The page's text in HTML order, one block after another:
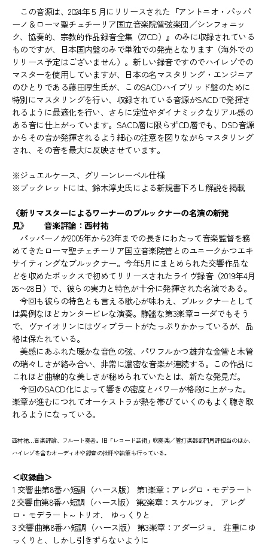
この音源は、2024年５月にリリースされた『アントニオ・パッパ
ーノ＆ローマ聖チェチーリア国立音楽院管弦楽団／シンフォニッ
ク、協奏的、宗教的作品録音全集（27CD）』のみに収録されている
ものですが、日本国内盤のみで単独での発売となります（海外での
リリース予定はございません）。新しい録音ですのでハイレゾでの
マスターを使用していますが、日本の名マスタリング・エンジニア
のひとりである藤田厚生氏が、このSACDハイブリッド盤のために
特別にマスタリングを行い、収録されている音源がSACDで発揮さ
れるように最適化を行い、さらに定位やダイナミックなリアル感の
ある音に仕上がっています。SACD層に限らずCD層でも、DSD音源
からその音が発揮されるよう細心の注意を図りながらマスタリング
され、その音を最大に反映させています。
※ジュエルケース、グリーンレーベル仕様
※ブックレットには、鈴木淳史氏による新規書下ろし解説を掲載
《新リマスターによるワーナーのブルックナーの名演の新発
見》 音楽評論：西村祐
パッパーノが2005年から23年までの長きにわたって音楽監督を務
めてきたローマ聖チェチーリア国立音楽院管とのユニークかつエキ
サイティングなブルックナー。今年5月にまとめられた交響作品な
どを収めたボックスで初めてリリースされたライヴ録音（2019年4月
26〜28日）で、彼らの実力と特色が十分に発揮された名演である。
今回も彼らの特色とも言える歌心が味わえ、ブルックナーとして
は異例なほどカンタービレな演奏。静謐な第3楽章コーダでもそう
で、ヴァイオリンにはヴィブラートがたっぷりかかっているが、品
格は保たれている。
美感にあふれた暖かな音色の弦、パワフルかつ雄弁な金管と木管
の瑞々しさが絡み合い、非常に濃密な音楽が連続する。この作品に
これほど曲線的な美しさが秘められていたとは、新たな発見だ。
今回のSACD化によって響きの密度とパワーが格段に上がった。
楽章が進むにつれてオーケストラが熱を帯びていくのもよく聴き取
れるようになっている。
西村祐…音楽評論、フルート奏者。旧「レコード芸術」吹奏楽／管打楽器部門月評担当のほか、
ハイレゾを含むオーディオや録音の批評や執筆も行っている。
＜収録曲＞
1 交響曲第8番ハ短調（ハース版） 第1楽章：アレグロ・モデラート
2 交響曲第8番ハ短調（ハース版） 第2楽章：スケルツォ. アレグ
ロ・モデラート～トリオ. ゆっくりと
3 交響曲第8番ハ短調（ハース版） 第3楽章：アダージョ. 荘重にゆ
っくりと、しかし引きずらないように